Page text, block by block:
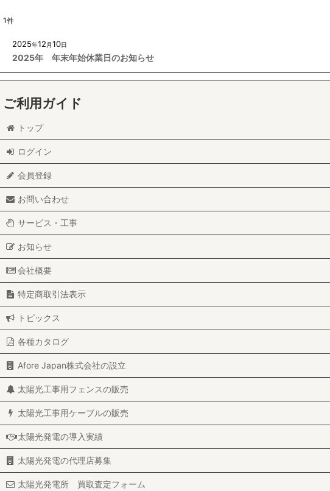
1件
2025年12 月10日
2025年 年末年始休業日のお知らせ
ご利用ガイド
トップ
ログイン
会員登録
お問い合わせ
サービス・工事
お知らせ
会社概要
特定商取引法表示
トピックス
各種カタログ
Afore Japan株式会社の設立
太陽光工事用フェンスの販売
太陽光工事用ケーブルの販売
太陽光発電の導入実績
太陽光発電の代理店募集
太陽光発電所 買取査定フォーム